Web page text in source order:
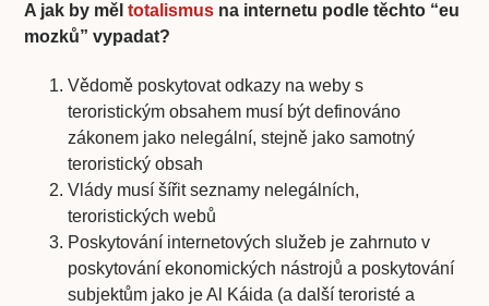
A jak by měltotalismus na internetu podle těchto “eu
mozků” vypadat?
Vědomě poskytovat odkazy na weby s
teroristickým obsahem musí být definováno
zákonem jako nelegální, stejně jako samotný
teroristický obsah
Vlády musí šířit seznamy nelegálních,
teroristických webů
Poskytování internetových služeb je zahrnuto v
poskytování ekonomických nástrojů a poskytování
subjektům jako je Al Káida (a další teroristé a